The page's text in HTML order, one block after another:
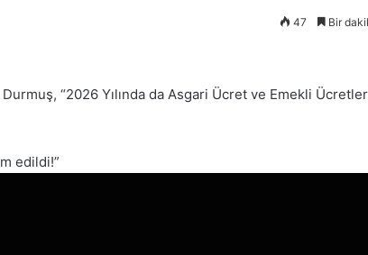
47 Bir
“2026 Yılında da Asgari Ücret ve Emekli
edildi!”